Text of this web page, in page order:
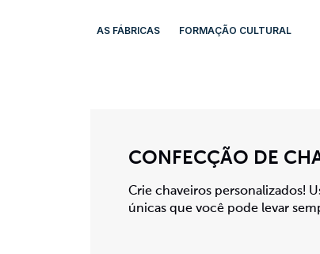
AS FÁBRICAS FORMAÇÃO CULTURAL
CONFECÇÃO DE
Crie chaveiros personalizados!
únicas que você pode levar